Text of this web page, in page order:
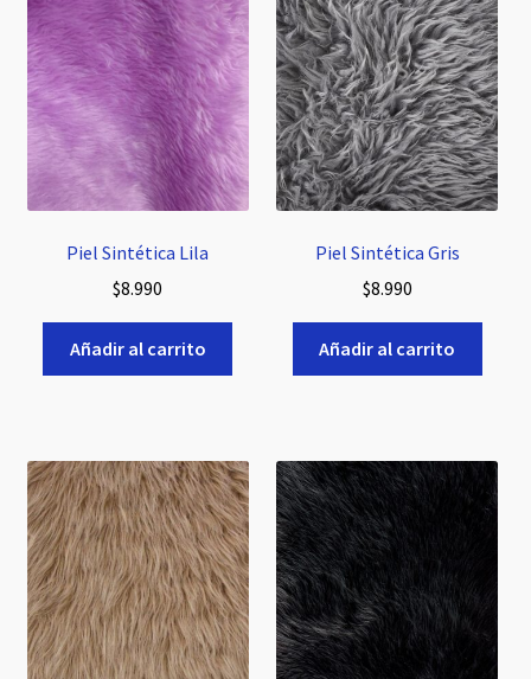
Piel Sintética Lila
$8.990
Añadir al carrito
Piel Sintética Gris
$8.990
Añadir al carrito